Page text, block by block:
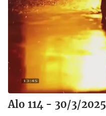
Alo 114 - 30/3/2025